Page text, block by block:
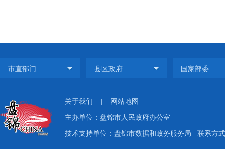
关于我们 网站地图
主办单位：盘锦市人民政府办公室
技术支持单位：盘锦市数据和政务服务局 联系方